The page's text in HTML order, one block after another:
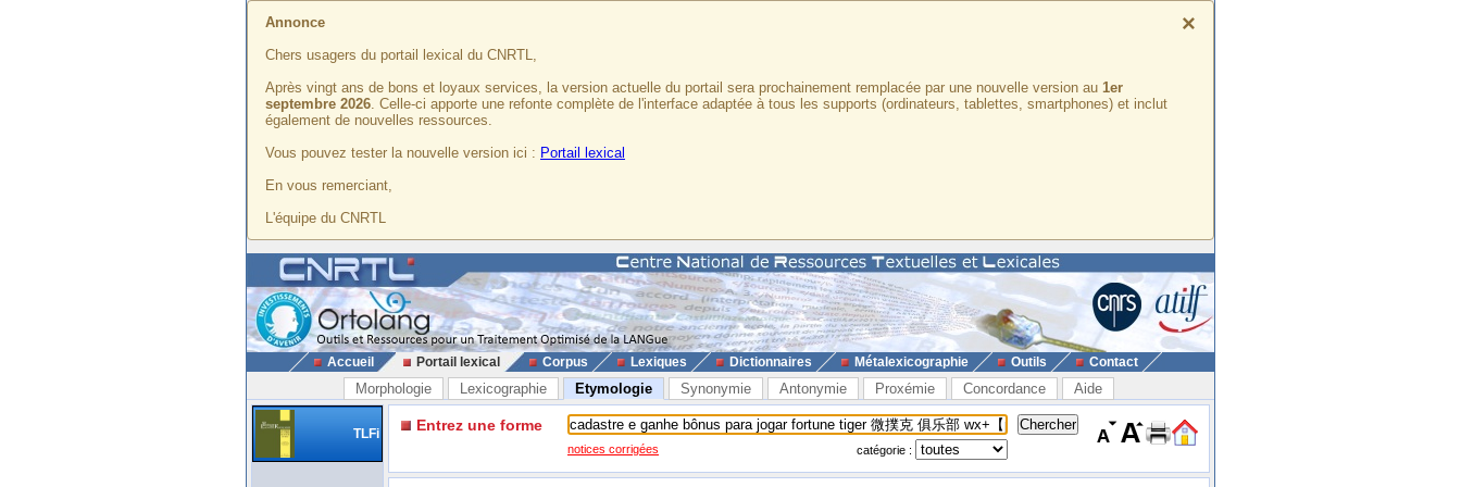
×
Annonce
Chers usagers du portail lexical du CNRTL,
Après vingt ans de bons et loyaux services, la version actuelle du portail sera prochainement remplacée par une nouvelle version au 1er
septembre 2026. Celle-ci apporte une refonte complète de l'interface adaptée à tous les supports (ordinateurs, tablettes, smartphones) et inclut
également de nouvelles ressources.
Vous pouvez tester la nouvelle version ici : Portail lexical
En vous remerciant,
L'équipe du CNRTL
Accueil Portail lexical Corpus Lexiques Dictionnaires Métalexicographie Outils Contact
Morphologie Lexicographie Etymologie Synonymie Antonymie Proxémie Concordance Aide
TLFi Entrez une forme
notices corrigées catégorie :